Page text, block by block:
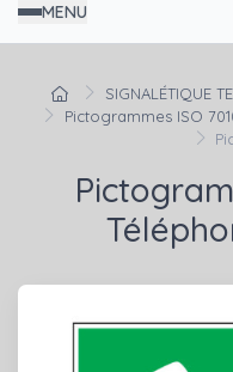
MENU
SIGNALÉTIQUE
Pictogrammes ISO